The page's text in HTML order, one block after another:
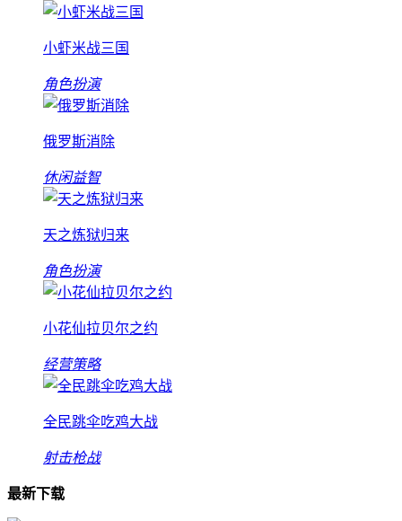
小虾米战三国
角色扮演
俄罗斯消除
休闲益智
天之炼狱归来
角色扮演
小花仙拉贝尔之约
经营策略
全民跳伞吃鸡大战
射击枪战
最新下载